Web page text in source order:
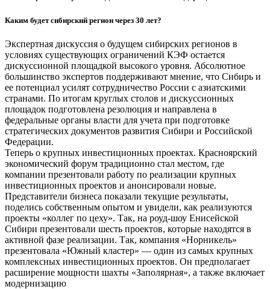
Каким будет сибирский регион через 30 лет?
Экспертная дискуссия о будущем сибирских регионов в
условиях существующих ограничений КЭФ остается
дискуссионной площадкой высокого уровня. Абсолютное
большинство экспертов поддерживают мнение, что Сибирь и
ее потенциал усилят сотрудничество России с азиатскими
странами. По итогам круглых столов и дискуссионных
площадок подготовлена резолюция и направлена в
федеральные органы власти для учета при подготовке
стратегических документов развития Сибири и Российской
Федерации.
Теперь о крупных инвестиционных проектах. Красноярский
экономический форум традиционно стал местом, где
компании презентовали работу по реализации крупных
инвестиционных проектов и анонсировали новые.
Представители бизнеса показали текущие результаты,
поделись собственным опытом и увидели, как реализуются
проекты «коллег по цеху». Так, на роуд-шоу Енисейской
Сибири презентовали шесть проектов, которые находятся в
активной фазе реализации. Так, компания «Норникель»
презентовала «Южный кластер» — один из самых крупных
комплексных инвестиционных проектов. Он предполагает
расширение мощности шахты «Заполярная», а также включает
модернизацию